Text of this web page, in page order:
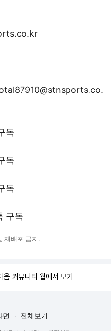
독
독
독
구독
재배포 금지.
커뮤니티 웹에서 보기
면 전체보기